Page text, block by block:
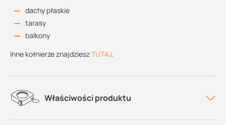
dachy płaskie
tarasy
balkony
Inne kołnierze znajdzieszTUTAJ.
Właściwości produktu